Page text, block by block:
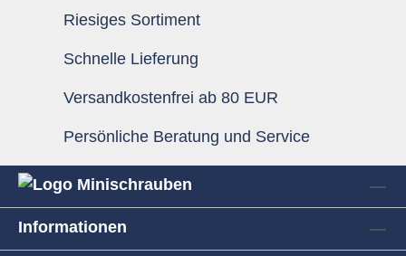
Riesiges Sortiment
Schnelle Lieferung
Versandkostenfrei ab 80 EUR
Persönliche Beratung und Service
Informationen